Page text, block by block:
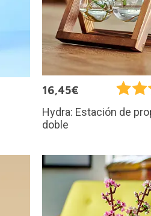
16,45€
Hydra: Estación de
doble